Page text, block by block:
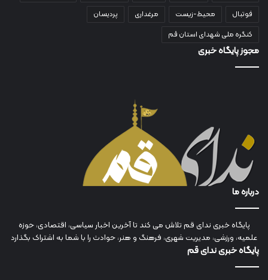
فوتبال
محیط-زیست مرغداری
پردیسان
کنگره ملی شهدای استان قم
مجوز پایگاه خبری
درباره ما
پایگاه خبری ندای قم تلاش می کند تا آخرین اخبار سیاسی، اقتصادی، حوزه
علمیه، ورزشی، مدیریت شهری، فرهنگ و هنر، حوادث را با شما به اشتراک بگذارد
پایگاه خبری ندای قم